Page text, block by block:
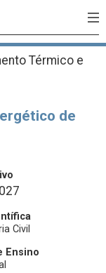
Térmico e
de
Civil
Ensino